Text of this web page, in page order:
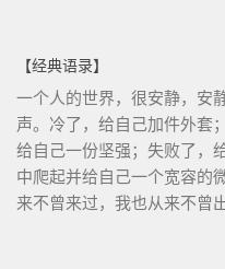
【经典语录】
一个人的世界，很安静，安
声。冷了，给自己加件外套
给自己一份坚强；失败了，
中爬起并给自己一个宽容的
来不曾来过，我也从来不